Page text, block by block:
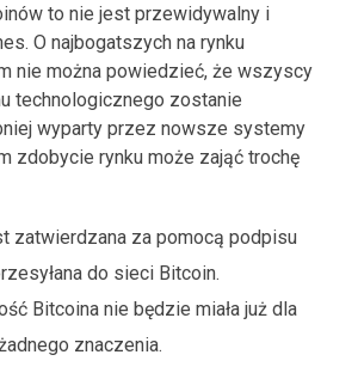
to nie jest przewidywalny i
O najbogatszych na rynku
nie można powiedzieć, że wszyscy
technologicznego zostanie
wyparty przez nowsze systemy
zdobycie rynku może zająć trochę
zatwierdzana za pomocą podpisu
do sieci Bitcoin.
Bitcoina nie będzie miała już dla
znaczenia.